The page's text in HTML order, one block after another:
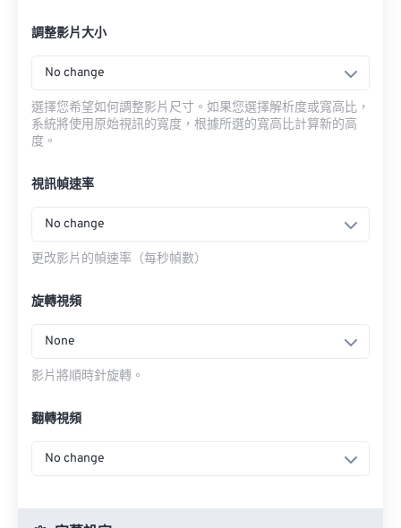
調整影片大小
No change
選擇您希望如何調整影片尺寸。如果您選擇解析度或寬高比，
系統將使用原始視訊的寬度，根據所選的寬高比計算新的高
度。
視訊幀速率
No change
更改影片的幀速率（每秒幀數）
旋轉視頻
None
影片將順時針旋轉。
翻轉視頻
No change